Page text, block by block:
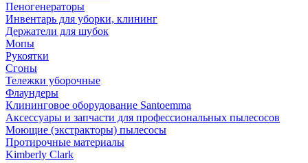
Пеногенераторы
Инвентарь для уборки, клининг
Держатели для шубок
Мопы
Рукоятки
Сгоны
Тележки уборочные
Флаундеры
Клининговое оборудование Santoemma
Аксессуары и запчасти для профессиональных пылесосов
Моющие (экстракторы) пылесосы
Протирочные материалы
Kimberly Clark